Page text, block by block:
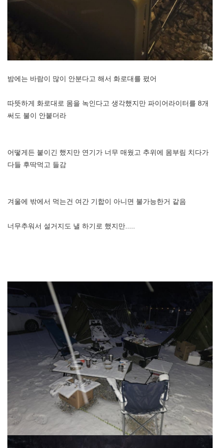
밤에는 바람이 많이 안분다고 해서 화로대를 폈어
따뜻하게 화로대로 몸을 녹인다고 생각했지만 파이어라이터를 8개
써도 불이 안붙더라
어떻게든 붙이긴 했지만 연기가 너무 매웠고 추위에 몸부림 치다가
다들 후딱먹고 들감
겨울에 밖에서 먹는건 여간 기합이 아니면 불가능한거 같음
너무추워서 설거지도 낼 하기로 했지만.....